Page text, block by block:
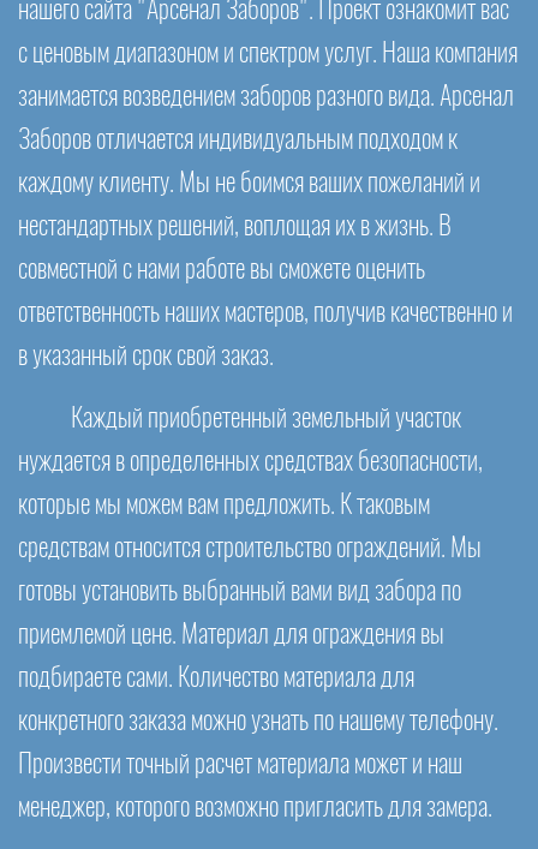
нашего сайта "Арсенал Заборов". Проект ознакомит вас
с ценовым диапазоном и спектром услуг. Наша компания
занимается возведением заборов разного вида. Арсенал
Заборов отличается индивидуальным подходом к
каждому клиенту. Мы не боимся ваших пожеланий и
нестандартных решений, воплощая их в жизнь. В
совместной с нами работе вы сможете оценить
ответственность наших мастеров, получив качественно и
в указанный срок свой заказ.
Каждый приобретенный земельный участок
нуждается в определенных средствах безопасности,
которые мы можем вам предложить. К таковым
средствам относится строительство ограждений. Мы
готовы установить выбранный вами вид забора по
приемлемой цене. Материал для ограждения вы
подбираете сами. Количество материала для
конкретного заказа можно узнать по нашему телефону.
Произвести точный расчет материала может и наш
менеджер, которого возможно пригласить для замера.